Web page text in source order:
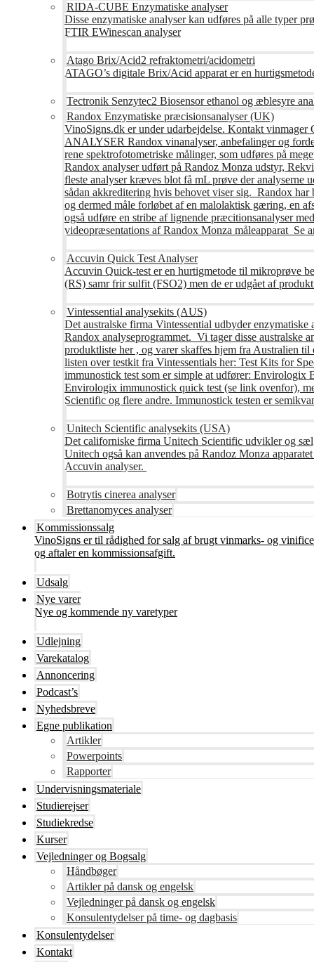
RIDA-CUBE Enzymatiske analyser
Disse enzymatiske analyser kan udføres på alle typer
FTIR EWinescan analyser
Atago Brix/Acid2 refraktometri/acidometri
ATAGO’s digitale Brix/Acid apparat er en
Tectronik Senzytec2 Biosensor ethanol og æblesyre
Randox Enzymatiske præcisionsanalyser (UK)
VinoSigns.dk er under udarbejdelse. Kontakt
ANALYSER Randox vinanalyser, anbefalinger og
rene spektrofotometriske målinger, som udføres på
Randox analyser udført på Randoz Monza udstyr,
fleste analyser kræves blot få mL prøve der analyserne
sådan akkreditering hvis behovet viser sig. Randox
og dermed måle forløbet af en malolaktisk gæring, en
også udføre en stribe af lignende præcitionsanalyser
videopræsentations af Randox Monza måleapparat
Accuvin Quick Test Analyser
Accuvin Quick-test er en hurtigmetode til mikroprøve
(RS) samr frir sulfit (FSO2) men de er udgået af
Vintessential analysekits (AUS)
Det australske firma Vintessential udbyder
Randox analyseprogrammet. Vi tager disse australske
produktliste her , og varer skaffes hjem fra Australien
listen over testkit fra Vintessentials her: Test Kits for
immunostick test som er simple at udfører: Envirologix
Envirologix immunostick quick test (se link ovenfor),
Scientific og flere andre. Immunostick testen er
Unitech Scientific analysekits (USA)
Det californiske firma Unitech Scientific udvikler og
Unitech også kan anvendes på Randoz Monza
Accuvin analyser.
Botrytis cinerea analyser
Brettanomyces analyser
Kommissionssalg
VinoSigns er til rådighed for salg af brugt vinmarks- og
og aftaler en kommissionsafgift.
Udsalg
Nye varer
Nye og kommende ny varetyper
Udlejning
Varekatalog
Annoncering
Podcast’s
Nyhedsbreve
Egne publikation
Artikler
Powerpoints
Rapporter
Undervisningsmateriale
Studierejser
Studiekredse
Kurser
Vejledninger og Bogsalg
Håndbøger
Artikler på dansk og engelsk
Vejledninger på dansk og engelsk
Konsulentydelser på time- og dagbasis
Konsulentydelser
Kontakt